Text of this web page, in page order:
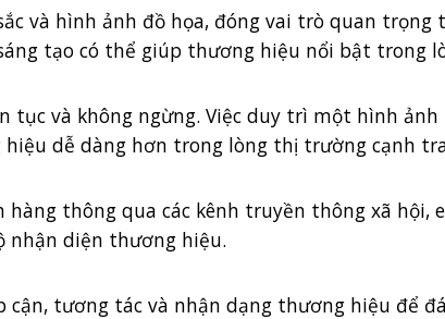
và hình ảnh đồ họa, đóng vai trò quan trọng
tạo có thể giúp thương hiệu nổi bật trong
tục và không ngừng. Việc duy trì một hình
dễ dàng hơn trong lòng thị trường cạnh
thông qua các kênh truyền thông xã hội,
nhận diện thương hiệu.
tương tác và nhận dạng thương hiệu để